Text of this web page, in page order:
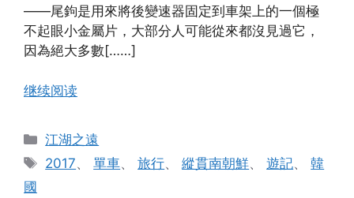
——尾鉤是用來將後變速器固定到車架上的一個極
不起眼小金屬片，大部分人可能從來都沒見過它，
因為絕大多數[……]
继续阅读
分
类
江湖之遠
标
2017、單車、旅行、縱貫南朝鮮、遊記、韓
國